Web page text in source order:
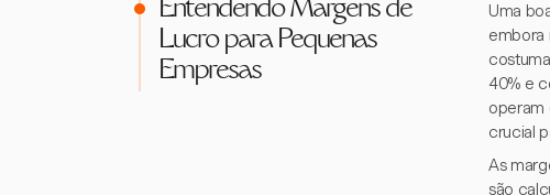
Entendendo Margens de
Lucro para Pequenas
Empresas
Uma
embora
40% e
operam
crucial
As
são